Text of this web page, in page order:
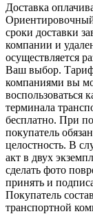
Доставка
сроки доставки
компании и
осуществляется
Ваш выбор.
компаниями вы
воспользоваться
терминала
бесплатно. При
покупатель
целостность. В
акт в двух
сделать фото
принять и
Покупатель
транспортной